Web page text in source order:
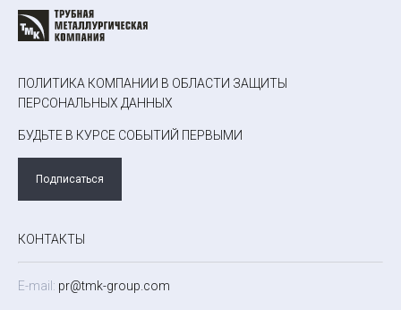
ПОЛИТИКА КОМПАНИИ В ОБЛАСТИ ЗАЩИТЫ
ПЕРСОНАЛЬНЫХ ДАННЫХ
БУДЬТЕ В КУРСЕ СОБЫТИЙ ПЕРВЫМИ
Подписаться
КОНТАКТЫ
E-mail: pr@tmk-group.com